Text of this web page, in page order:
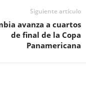
Siguiente artículo
avanza a cuartos
de final de la Copa
Panamericana